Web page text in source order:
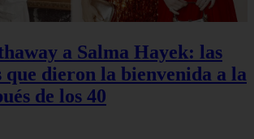
a Salma Hayek: las
que dieron la bienvenida a la
de los 40